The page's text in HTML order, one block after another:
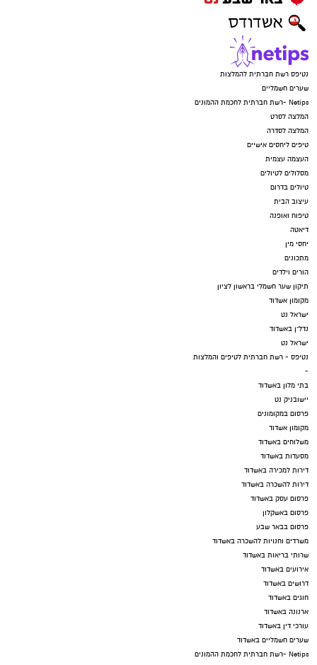
נטיפס רשת חברתית להמלצות
שערים חשמליים
Netips -רשת חברתית לחכמת ההמונים
המלצה לסרט
המלצה לסדרה
טיפים ליחסים אישיים
העצמה עצמית
מסלולים לטיולים
טיולים בדרום
עיצוב הבית
טיפוח ואופנה
דיאטה
יחסי מין
מתכונים
הורים וילדים
תיקון שער חשמלי בראשון לציון
מקומון אשדוד
ישראל נט
נדל"ן באשדוד
ישראל נט
נטיפס - רשת חברתית לטיפים והמלצות
-
בתי מלון באשדוד
יישובניק נט
פרסום במקומונים
מקומון אשדוד
משלוחים באשדוד
מסעדות באשדוד
דירות למכירה באשדוד
דירות להשכרה באשדוד
פרסום עסק באשדוד
פרסום באשקלון
פרסום בבאר שבע
משרדים וחנויות להשכרה באשדוד
שרותי בריאות באשדוד
אירועים באשדוד
דרושים באשדוד
חוגים באשדוד
ארנונה באשדוד
עורכי דין באשדוד
שערים חשמליים באשדוד
Netips -רשת חברתית לחכמת ההמונים